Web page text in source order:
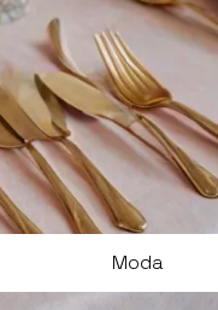
Moda